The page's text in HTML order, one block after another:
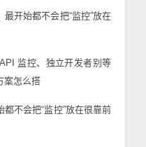
开始都不会把“监控”放在
监控、独立开发者别等
案怎么搭
不会把“监控”放在很靠前